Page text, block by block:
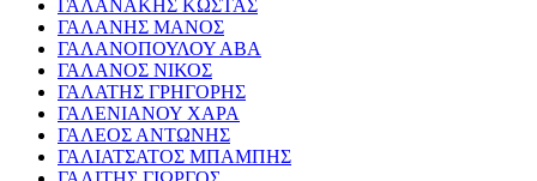
ΓΑΛΑΝΑΚΗΣ ΚΩΣΤΑΣ
ΓΑΛΑΝΗΣ ΜΑΝΟΣ
ΓΑΛΑΝΟΠΟΥΛΟΥ ΑΒΑ
ΓΑΛΑΝΟΣ ΝΙΚΟΣ
ΓΑΛΑΤΗΣ ΓΡΗΓΟΡΗΣ
ΓΑΛΕΝΙΑΝΟΥ ΧΑΡΑ
ΓΑΛΕΟΣ ΑΝΤΩΝΗΣ
ΓΑΛΙΑΤΣΑΤΟΣ ΜΠΑΜΠΗΣ